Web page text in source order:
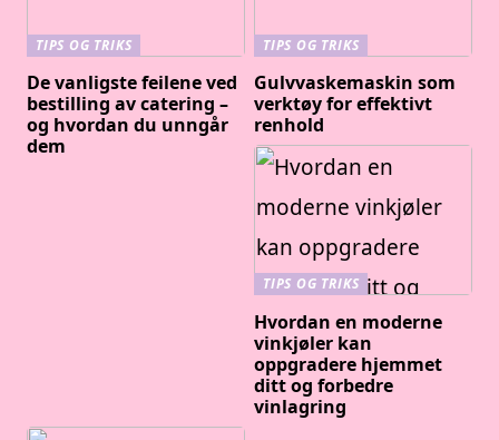
TIPS OG TRIKS
De vanligste feilene ved
bestilling av catering –
og hvordan du unngår
dem
TIPS OG TRIKS
Gulvvaskemaskin som
verktøy for effektivt
renhold
TIPS OG TRIKS
Hvordan en moderne
vinkjøler kan
oppgradere hjemmet
ditt og forbedre
vinlagring